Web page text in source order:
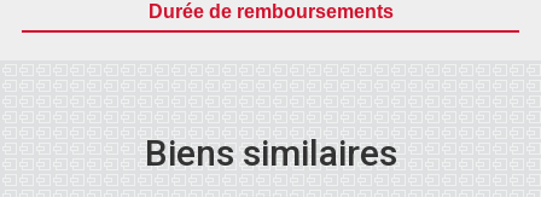
Durée de remboursements
Biens similaires